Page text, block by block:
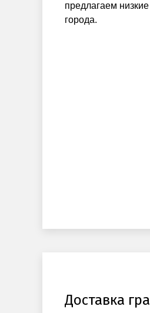
предлагаем
города.
Доставка